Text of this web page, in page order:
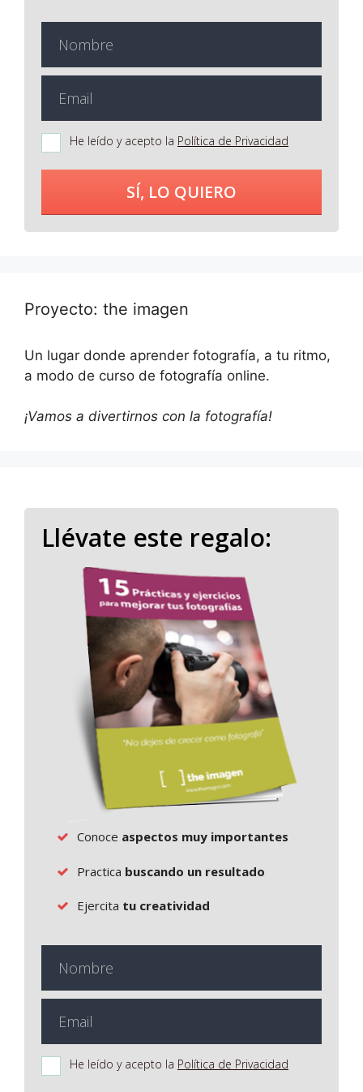
He leído y acepto la Política de Privacidad
SÍ, LO QUIERO
Proyecto: the imagen
Un lugar donde aprender fotografía, a tu ritmo,
a modo de curso de fotografía online.
¡Vamos a divertirnos con la fotografía!
Llévate este regalo:
Conoce aspectos muy importantes
Practica buscando un resultado
Ejercita tu creatividad
He leído y acepto la Política de Privacidad